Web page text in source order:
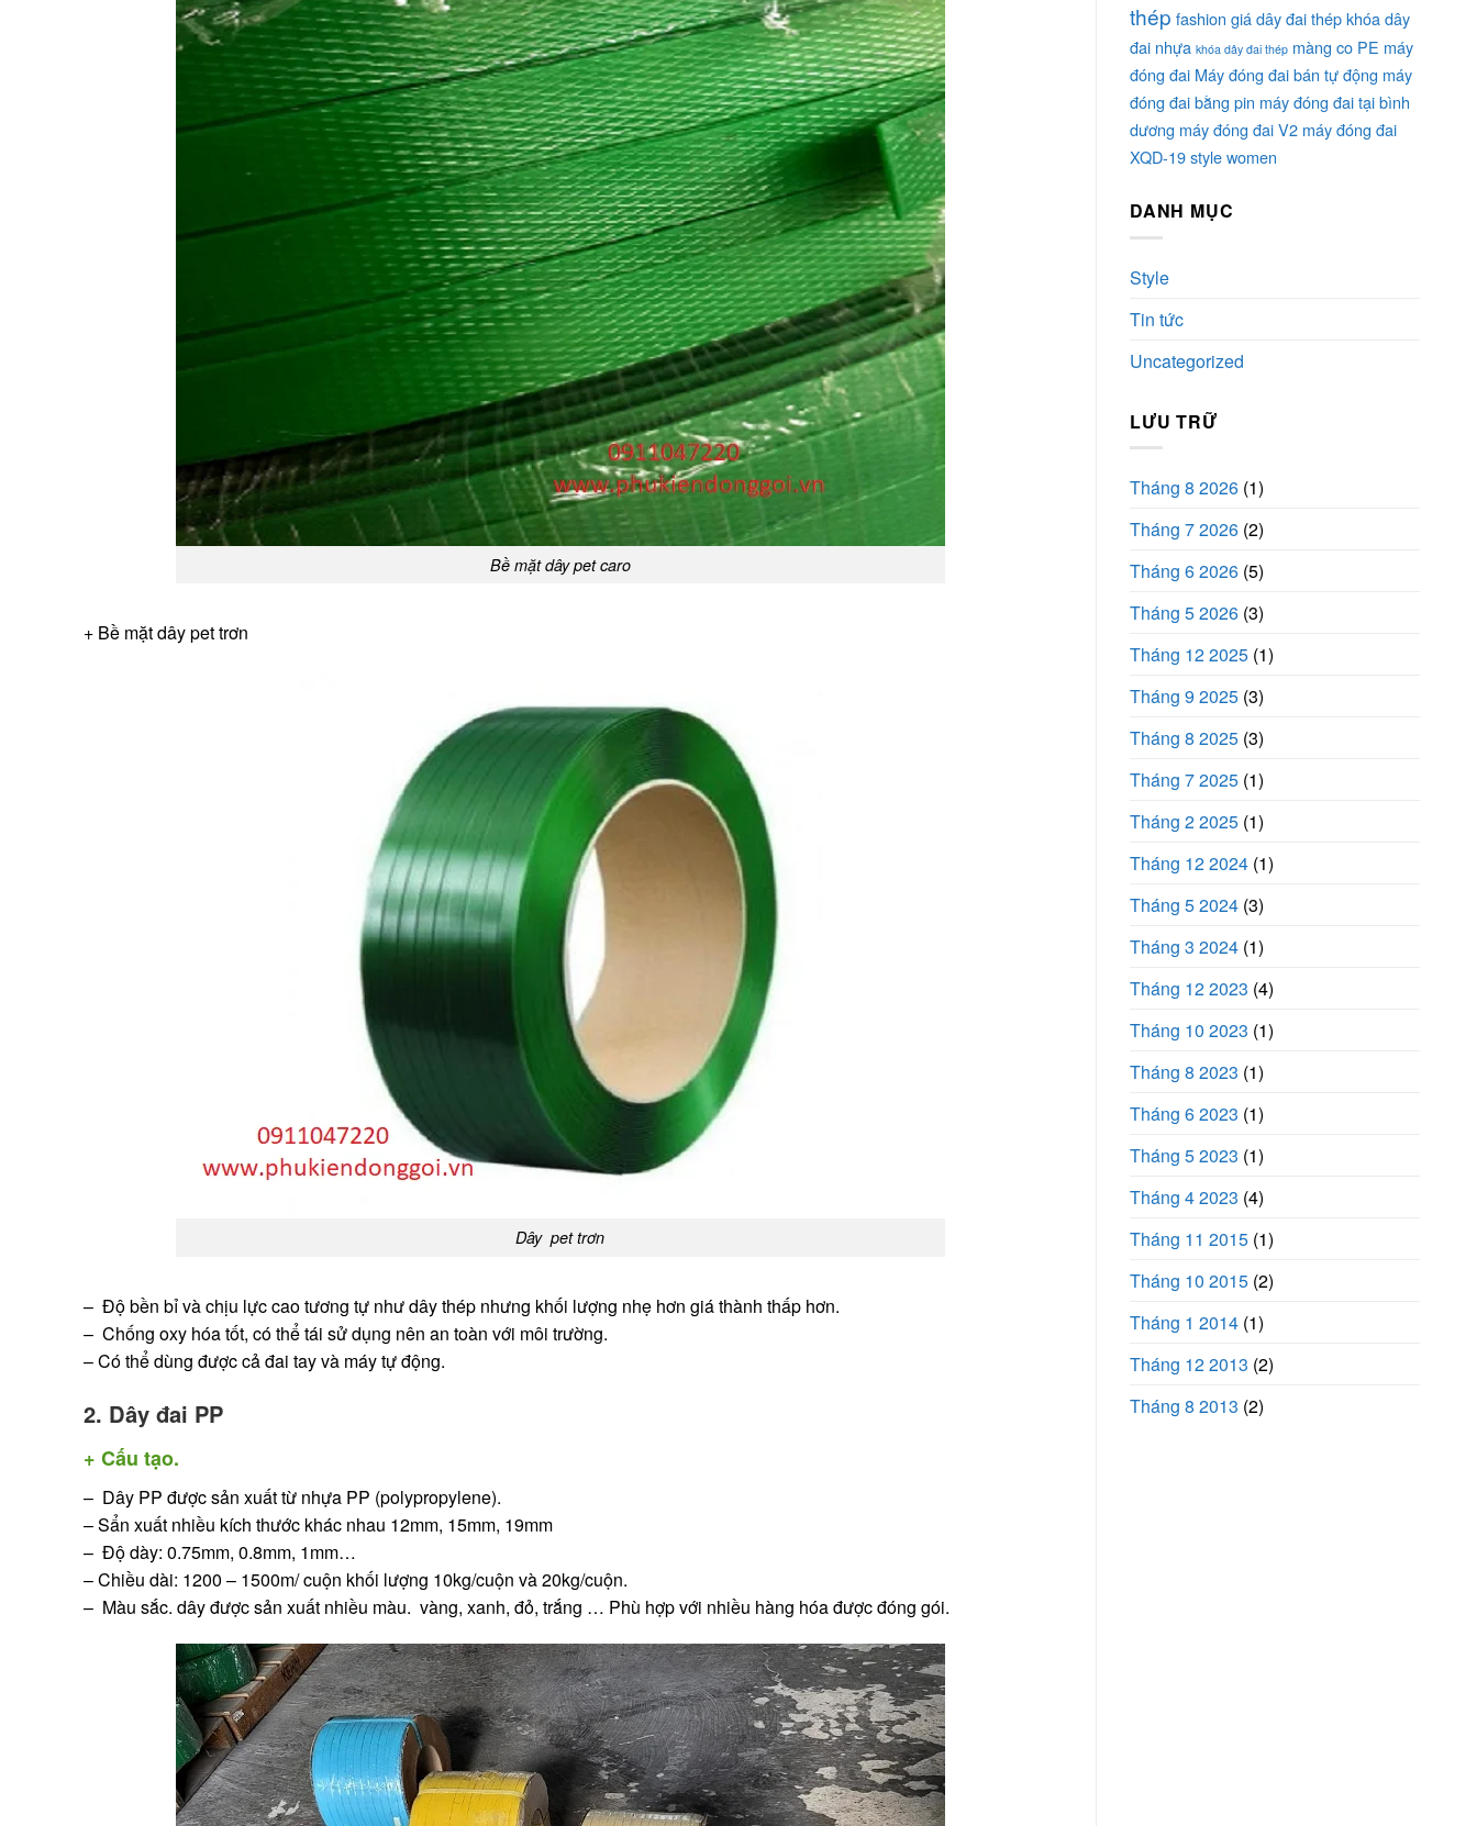
Bề mặt dây pet caro
+ Bề mặt dây pet trơn
Dây pet trơn
– Độ bền bỉ và chịu lực cao tương tự như dây thép nhưng khối lượng nhẹ hơn giá thành thấp hơn.
– Chống oxy hóa tốt, có thể tái sử dụng nên an toàn với môi trường.
– Có thể dùng được cả đai tay và máy tự động.
2. Dây đai PP
+ Cấu tạo.
– Dây PP được sản xuất từ nhựa PP (polypropylene).
– Sẩn xuất nhiều kích thước khác nhau 12mm, 15mm, 19mm
– Độ dày: 0.75mm, 0.8mm, 1mm…
– Chiều dài: 1200 – 1500m/ cuộn khối lượng 10kg/cuộn và 20kg/cuộn.
– Màu sắc. dây được sản xuất nhiều màu. vàng, xanh, đỏ, trắng … Phù hợp với nhiều hàng hóa được đóng gói.
thép fashion giá dây đai thépkhóa dây
đai nhựa khóa dây đai thép màng co PE máy
đóng đai Máy đóng đai bán tự động máy
đóng đai bằng pin máy đóng đai tại bình
dương máy đóng đai V2 máy đóng đai
XQD-19stylewomen
DANH MỤC
Style
Tin tức
Uncategorized
LƯU TRỮ
Tháng 8 2026 (1)
Tháng 7 2026 (2)
Tháng 6 2026 (5)
Tháng 5 2026 (3)
Tháng 12 2025 (1)
Tháng 9 2025 (3)
Tháng 8 2025 (3)
Tháng 7 2025 (1)
Tháng 2 2025 (1)
Tháng 12 2024 (1)
Tháng 5 2024 (3)
Tháng 3 2024 (1)
Tháng 12 2023 (4)
Tháng 10 2023 (1)
Tháng 8 2023 (1)
Tháng 6 2023 (1)
Tháng 5 2023 (1)
Tháng 4 2023 (4)
Tháng 11 2015 (1)
Tháng 10 2015 (2)
Tháng 1 2014 (1)
Tháng 12 2013 (2)
Tháng 8 2013 (2)